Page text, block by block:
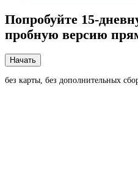
Попробуйте 15-
пробную версию
Начать
без карты, без дополнительных